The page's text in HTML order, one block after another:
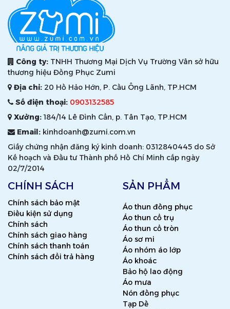
Công ty: TNHH Thương Mại Dịch Vụ Trường Vân sở hữu
thương hiệu Đồng Phục Zumi
Địa chỉ: 20 Hồ Hảo Hớn, P. Cầu Ông Lãnh, TP.HCM
Số điện thoại: 0903132585
Xưởng:184/14 Lê Đình Cẩn, p. Tân Tạo, TP.HCM
Email: kinhdoanh@zumi.com.vn
Giấy chứng nhận đăng ký kinh doanh: 0312840445 do Sở
Kế hoạch và Đầu tư Thành phố Hồ Chí Minh cấp ngày
02/7/2014
CHÍNH SÁCH
Chính sách bảo mật
Điều kiện sử dụng
Chính sách
Chính sách giao hàng
Chính sách thanh toán
Chính sách đổi trả hàng
SẢN PHẨM
Áo thun đồng phục
Áo thun cổ trụ
Áo thun cổ tròn
Áo sơ mi
Áo nhóm áo lớp
Áo khoác
Bảo hộ lao động
Áo mưa
Nón đồng phục
Tạp Dề